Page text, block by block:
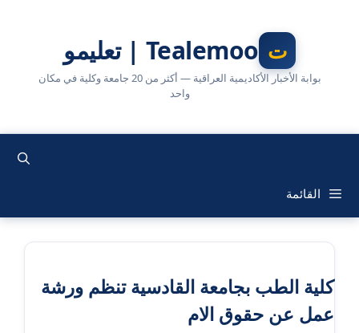
Tealemoo | تعليمو
بوابة الأخبار الأكاديمية العراقية — أكثر من 20 جامعة وكلية في مكان
واحد
القائمة
كلية الطب بجامعة القادسية تنظم ورشة
عمل عن حقوق الام